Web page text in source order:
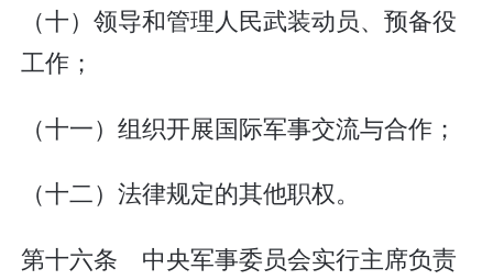
（十）领导和管理人民武装动员、预备役
工作；
（十一）组织开展国际军事交流与合作；
（十二）法律规定的其他职权。
第十六条 中央军事委员会实行主席负责